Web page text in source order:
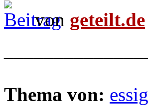
von geteilt.de
Thema von: essig